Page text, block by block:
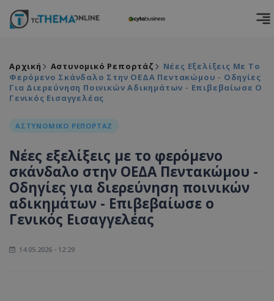
Αρχική Αστυνομικό Ρεπορτάζ
Νέες Εξελίξεις Με Το
Φερόμενο Σκάνδαλο Στην ΟΕΔΑ Πεντακώμου - Οδηγίες
Για Διερεύνηση Ποινικών Αδικημάτων - Επιβεβαίωσε Ο
Γενικός Εισαγγελέας
ΑΣΤΥΝΟΜΙΚΟ ΡΕΠΟΡΤΑΖ
Νέες εξελίξεις με το φερόμενο
σκάνδαλο στην ΟΕΔΑ Πεντακώμου -
Οδηγίες για διερεύνηση ποινικών
αδικημάτων - Επιβεβαίωσε ο
Γενικός Εισαγγελέας
14.05.2026 - 12:29